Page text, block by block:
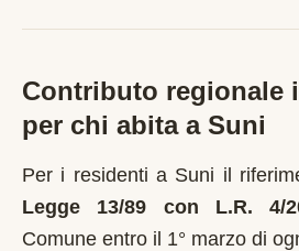
Contributo regionale
per chi abita a Suni
Per i residenti a Suni il
Legge 13/89 con L.R. 4/
Comune entro il 1° marzo di